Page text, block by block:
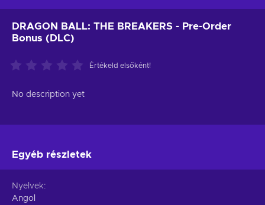
DRAGON BALL: THE BREAKERS - Pre-Order
Bonus (DLC)
Értékeld elsőként!
No description yet
Egyéb részletek
Nyelvek
Angol